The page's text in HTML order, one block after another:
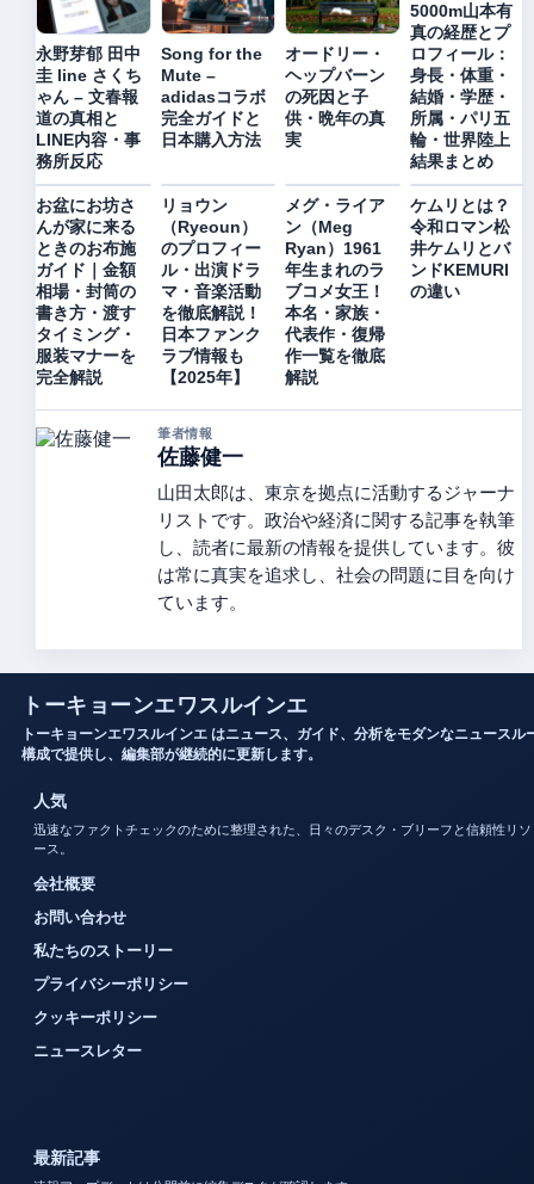
永野芽郁 田中
圭 line さくち
ゃん – 文春報
道の真相と
LINE内容・事
務所反応
Song for the
Mute –
adidasコラボ
完全ガイドと
日本購入方法
オードリー・
ヘップバーン
の死因と子
供・晩年の真
実
5000m山本有
真の経歴とプ
ロフィール：
身長・体重・
結婚・学歴・
所属・パリ五
輪・世界陸上
結果まとめ
お盆にお坊さ
んが家に来る
ときのお布施
ガイド｜金額
相場・封筒の
書き方・渡す
タイミング・
服装マナーを
完全解説
リョウン
（Ryeoun）
のプロフィー
ル・出演ドラ
マ・音楽活動
を徹底解説！
日本ファンク
ラブ情報も
【2025年】
メグ・ライア
ン（Meg
Ryan）1961
年生まれのラ
ブコメ女王！
本名・家族・
代表作・復帰
作一覧を徹底
解説
ケムリとは？
令和ロマン松
井ケムリとバ
ンドKEMURI
の違い
筆者情報
佐藤健一
山田太郎は、東京を拠点に活動するジャーナ
リストです。政治や経済に関する記事を執筆
し、読者に最新の情報を提供しています。彼
は常に真実を追求し、社会の問題に目を向け
ています。
トーキョーンエワスルインエ
トーキョーンエワスルインエ はニュース、ガイド、分析をモダンなニュースル
構成で提供し、編集部が継続的に更新します。
人気
迅速なファクトチェックのために整理された、日々のデスク・ブリーフと信頼性リソ
ース。
会社概要
お問い合わせ
私たちのストーリー
プライバシーポリシー
クッキーポリシー
ニュースレター
最新記事